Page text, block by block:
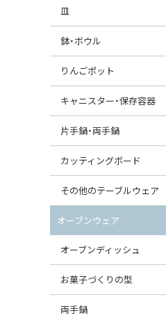
ピッチャー
コーヒードリッパー
すべて見る
皿
大皿（24cm〜）
中皿（18〜24cm）
丸皿
スープ皿
ダルマプレート
たまご型プレート
ハート型プレート
鉢・ボウル
大鉢（21cm〜）
中鉢（16〜21cm）
丸鉢・どんぶり・ボウル
茶碗
オーバルボウル
ハートボウル
りんごポット
りんごポット
りんごポット小
キャニスター・保存容器
キャニスター
つぼ
ガーリックポット
オニオンキャニスター
ガーリックキャニスター
片手鍋・両手鍋
ソースパン（片手鍋）
スープチュリーン
カッティングボード
角型カッティングボード
丸型カッティングボード
すべて見る
その他のテーブルウェア
調味料入れ
グレイヴィーボート
エッグカップ
オーブンウェア
オーブンディッシュ
大型（24cm〜）
中型（18〜24cm）
お菓子づくりの型
パウンド型
両手鍋